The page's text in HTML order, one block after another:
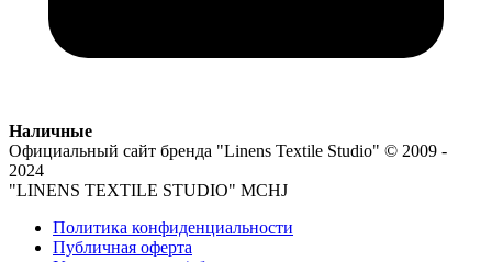
Наличные
Официальный сайт бренда "Linens Textile Studio" © 2009 -
2024
"LINENS TEXTILE STUDIO" MCHJ
Политика конфиденциальности
Публичная оферта